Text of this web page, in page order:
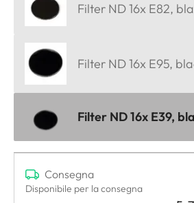
Filter ND 16x E82,
Filter ND 16x E95,
Filter ND 16x E39,
Consegna
Disponibile per la consegna